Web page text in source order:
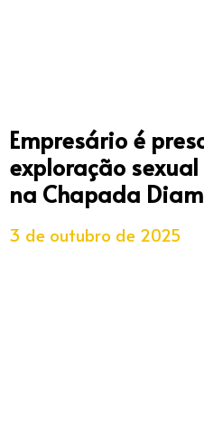
Empresário é
exploração
na Chapada
3 de outubro de 2025